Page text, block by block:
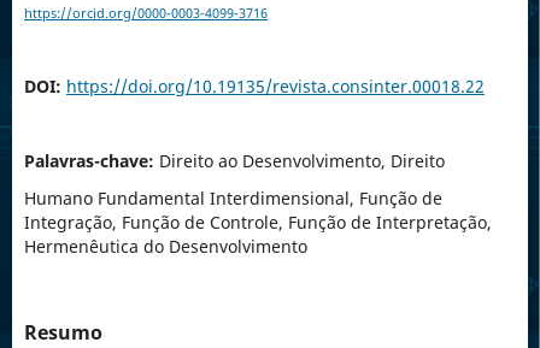
https://orcid.org/0000-0003-4099-3716
DOI: https://doi.org/10.19135/revista.consinter.00018.22
Palavras-chave: Direito ao Desenvolvimento, Direito
Humano Fundamental Interdimensional, Função de
Integração, Função de Controle, Função de Interpretação,
Hermenêutica do Desenvolvimento
Resumo